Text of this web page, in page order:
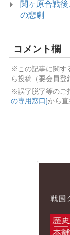
関ヶ原合戦
の悲劇
コメント欄
※この記事に関す
ら投稿（要会員登
※誤字脱字等のご
の専用窓口]から直